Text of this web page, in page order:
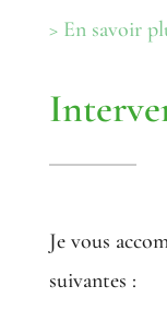
> En savoir
Je vous
suivantes :